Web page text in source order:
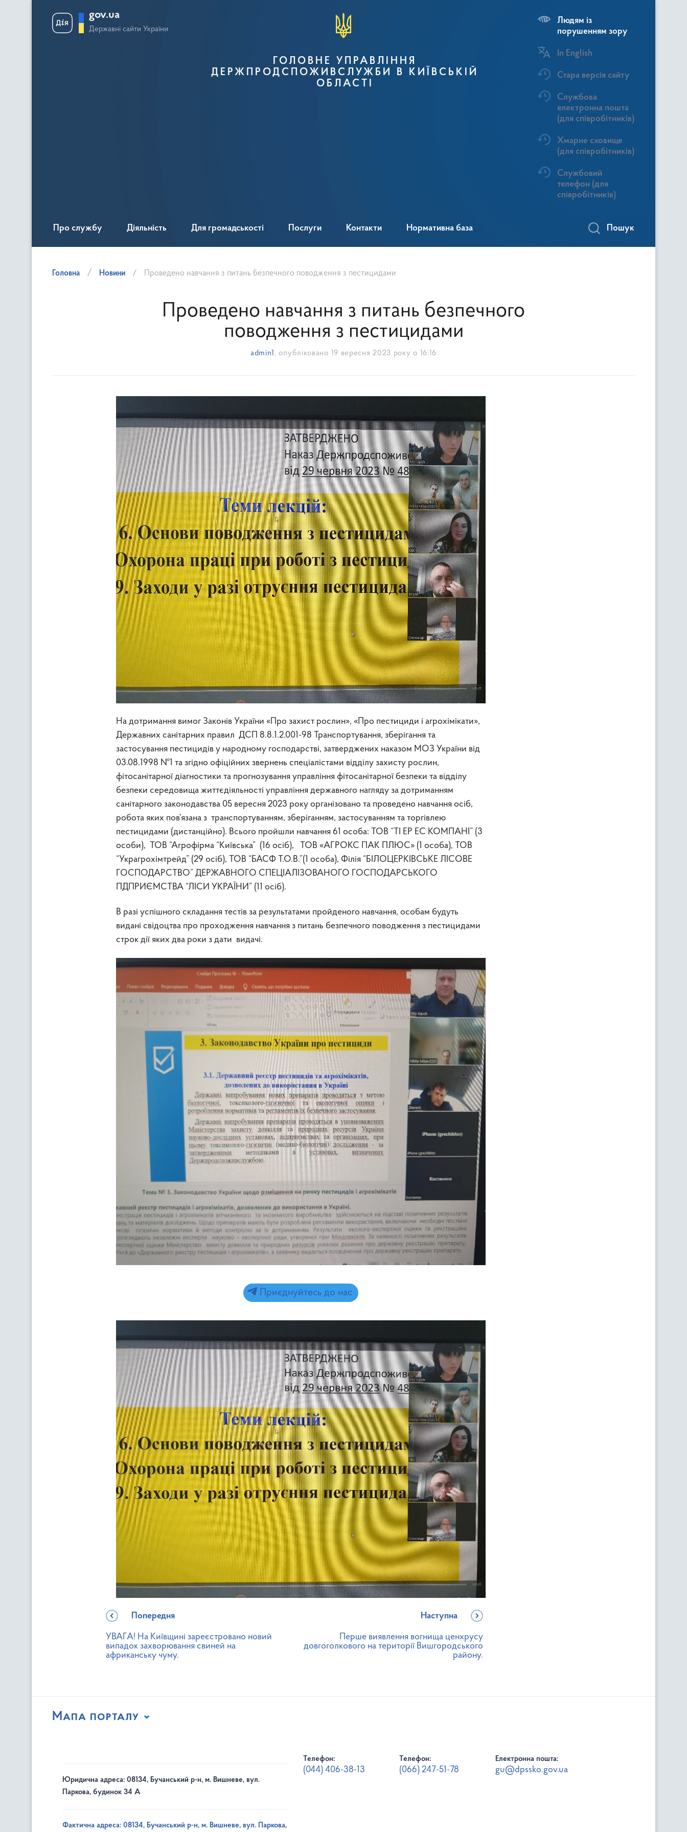
gov.ua
Державні сайти України
ГОЛОВНЕ УПРАВЛІННЯ
ДЕРЖПРОДСПОЖИВСЛУЖБИ В КИЇВСЬКІЙ
ОБЛАСТІ
Людям із
порушенням зору
In English
Стара версія сайту
Службова
електронна пошта
(для співробітників)
Хмарне сховище
(для співробітників)
Службовий
телефон (для
співробітників)
Про службу Діяльність Для громадськості Послуги Контакти Нормативна база Пошук
Головна Новини Проведено навчання з питань безпечного поводження з пестицидами
Проведено навчання з питань безпечного
поводження з пестицидами
admin1 , опубліковано 19 вересня 2023 року о 16:16
На дотримання вимог Законів України «Про захист рослин», «Про пестициди і агрохімікати»,
Державних санітарних правил ДСП 8.8.1.2.001-98 Транспортування, зберігання та
застосування пестицидів у народному господарстві, затверджених наказом МОЗ України від
03.08.1998 №1 та згідно офіційних звернень спеціалістами відділу захисту рослин,
фітосанітарної діагностики та прогнозування управління фітосанітарної безпеки та відділу
безпеки середовища життєдіяльності управління державного нагляду за дотриманням
санітарного законодавства 05 вересня 2023 року організовано та проведено навчання осіб,
робота яких пов’язана з транспортуванням, зберіганням, застосуванням та торгівлею
пестицидами (дистанційно). Всього пройшли навчання 61 особа: ТОВ “ТІ ЕР ЕС КОМПАНІ” (3
особи), ТОВ “Агрофірма “Київська” (16 осіб), ТОВ «АГРОКС ПАК ПЛЮС» (1 особа), ТОВ
“Украгрохімтрейд” (29 осіб), ТОВ “БАСФ Т.О.В.”(1 особа), Філія “БІЛОЦЕРКІВСЬКЕ ЛІСОВЕ
ГОСПОДАРСТВО” ДЕРЖАВНОГО СПЕЦІАЛІЗОВАНОГО ГОСПОДАРСЬКОГО
ПДПРИЄМСТВА “ЛІСИ УКРАЇНИ” (11 осіб).
В разі успішного складання тестів за результатами пройденого навчання, особам будуть
видані свідоцтва про проходження навчання з питань безпечного поводження з пестицидами
строк дії яких два роки з дати видачі.
Приєднуйтесь до нас
Попередня
УВАГА! На Київщині зареєстровано новий
випадок захворювання свиней на
африканську чуму.
Наступна
Перше виявлення вогнища ценхрусу
довгоголкового на території Вишгородського
району.
Мапа порталу
Юридична адреса: 08134, Бучанський р-н, м. Вишневе, вул.
Паркова, будинок 34 А
Фактична адреса: 08134, Бучанський р-н, м. Вишневе, вул. Паркова,
Телефон:
(044) 406-38-13
Телефон:
(066) 247-51-78
Електронна пошта:
gu@dpssko.gov.ua